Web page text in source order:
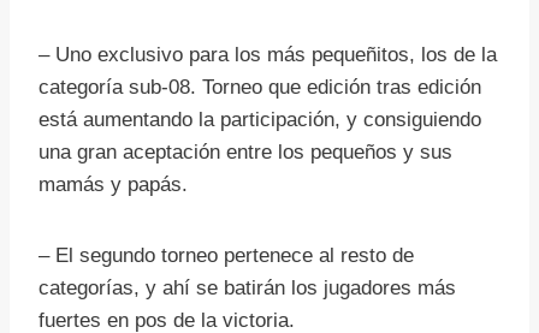
– Uno exclusivo para los más pequeñitos, los de la
categoría sub-08. Torneo que edición tras edición
está aumentando la participación, y consiguiendo
una gran aceptación entre los pequeños y sus
mamás y papás.
– El segundo torneo pertenece al resto de
categorías, y ahí se batirán los jugadores más
fuertes en pos de la victoria.